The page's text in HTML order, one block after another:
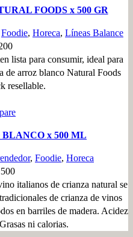
FOODS x 500 GR
Foodie, Horeca, Líneas Balance
lista para consumir, ideal para
de arroz blanco Natural Foods
resellable.
x 500 ML
, Foodie, Horeca
italianos de crianza natural se
de crianza de vinos
en barriles de madera. Acidez
ni calorias.